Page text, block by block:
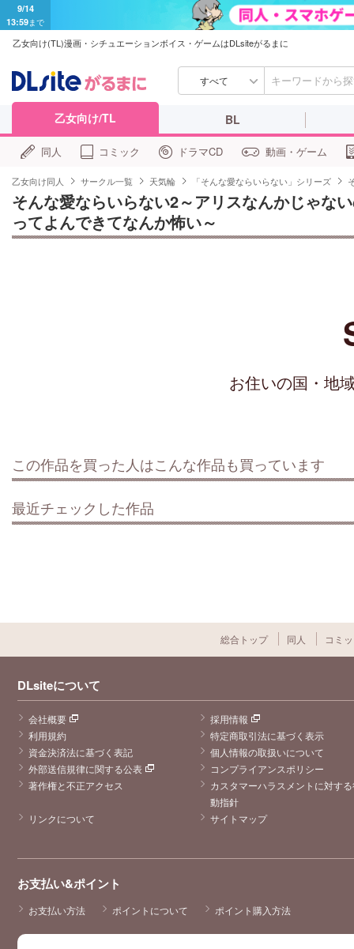
9/14
13:59まで
乙女向け(TL)漫画・シチュエーションボイス・ゲームはDLsiteがるまに
すべて
乙女向け/TL BL
同人 コミック ドラマCD 動画・ゲーム
乙女向け同人 サークル一覧 天気輪 「そんな愛ならいらない」シリーズ
そんな愛ならいらない2～アリスなんかじゃな
ってよんできてなんか怖い～
お住いの国・地
この作品を買った人はこんな作品も買っています
最近チェックした作品
総合トップ 同人 コミ
DLsiteについて
会社概要
採用情報
利用規約
特定商取引法に基づく表示
資金決済法に基づく表記
個人情報の取扱いについて
外部送信規律に関する公表
コンプライアンスポリシー
著作権と不正アクセス
カスタマーハラスメントに対す
動指針
リンクについて
サイトマップ
お支払い&ポイント
お支払い方法 ポイントについて ポイント購入方法